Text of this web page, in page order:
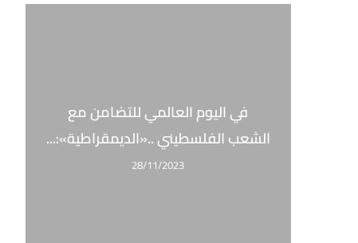
في اليوم العالمي للتضامن مع
الشعب الفلسطيني ..«الديمقراطية»:...
28/11/2023